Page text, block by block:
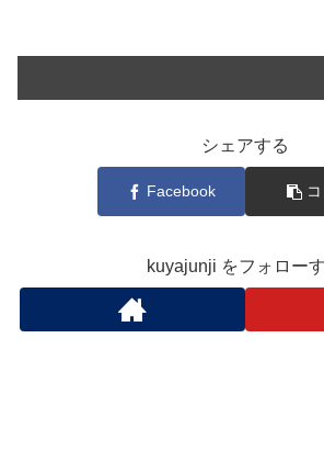
シェアする
Facebook
kuyajunji をフォロー